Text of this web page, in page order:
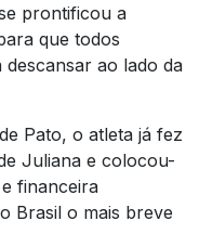
prontificou a
que todos
ao lado da
Pato, o atleta já fez
Juliana e colocou-
financeira
Brasil o mais breve